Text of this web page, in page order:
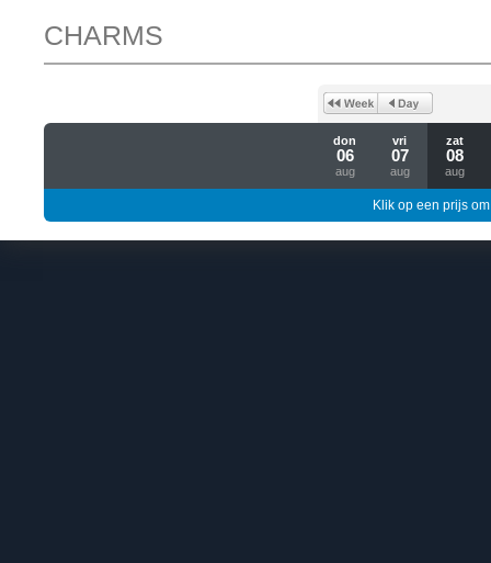
CHARMS
don
06
aug
vri
07
aug
zat
08
aug
Klik op een prijs